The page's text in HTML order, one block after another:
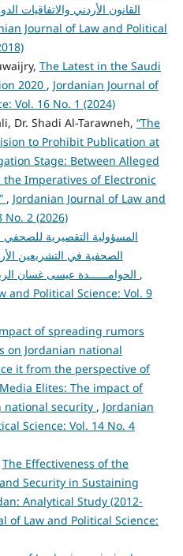
القانون الأردني والاتفاقيات
Journal of Law and Political
The Latest in the Saudi
2020 , Jordanian Journal of
Vol. 16 No. 1 (2024)
Dr. Shadi Al-Tarawneh, “The
to Prohibit Publication at
Stage: Between Alleged
Imperatives of Electronic
, Jordanian Journal of Law and
No. 2 (2026)
المسؤولية التقصيرية
الصحفية في التشريعين
,
and Political Science: Vol. 9
of spreading rumors
on Jordanian national
it from the perspective of
Elites: The impact of
national security , Jordanian
Science: Vol. 14 No. 4
The Effectiveness of the
Security in Sustaining
Analytical Study (2012-
of Law and Political Science: